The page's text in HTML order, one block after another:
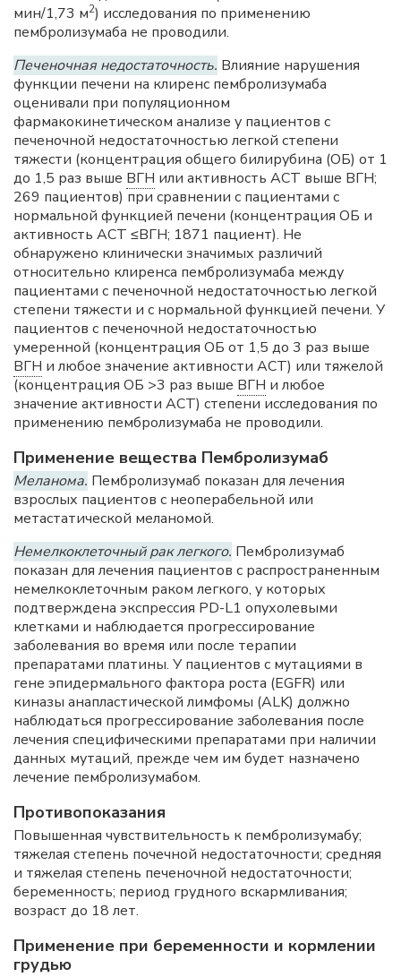
мин/1,73 м2) исследования по применению
пембролизумаба не проводили.
Печеночная недостаточность. Влияние нарушения
функции печени на клиренс пембролизумаба
оценивали при популяционном
фармакокинетическом анализе у пациентов с
печеночной недостаточностью легкой степени
тяжести (концентрация общего билирубина (ОБ) от 1
до 1,5 раз выше ВГН или активность ACT выше ВГН;
269 пациентов) при сравнении с пациентами с
нормальной функцией печени (концентрация ОБ и
активность ACT ≤ВГН; 1871 пациент). Не
обнаружено клинически значимых различий
относительно клиренса пембролизумаба между
пациентами с печеночной недостаточностью легкой
степени тяжести и с нормальной функцией печени. У
пациентов с печеночной недостаточностью
умеренной (концентрация ОБ от 1,5 до 3 раз выше
ВГН и любое значение активности ACT) или тяжелой
(концентрация ОБ >3 раз выше ВГН и любое
значение активности ACT) степени исследования по
применению пембролизумаба не проводили.
Применение вещества Пембролизумаб
Меланома. Пембролизумаб показан для лечения
взрослых пациентов с неоперабельной или
метастатической меланомой.
Немелкоклеточный рак легкого. Пембролизумаб
показан для лечения пациентов с распространенным
немелкоклеточным раком легкого, у которых
подтверждена экспрессия PD-L1 опухолевыми
клетками и наблюдается прогрессирование
заболевания во время или после терапии
препаратами платины. У пациентов с мутациями в
гене эпидермального фактора роста (EGFR) или
киназы анапластической лимфомы (ALK) должно
наблюдаться прогрессирование заболевания после
лечения специфическими препаратами при наличии
данных мутаций, прежде чем им будет назначено
лечение пембролизумабом.
Противопоказания
Повышенная чувствительность к пембролизумабу;
тяжелая степень почечной недостаточности; средняя
и тяжелая степень печеночной недостаточности;
беременность; период грудного вскармливания;
возраст до 18 лет.
Применение при беременности и кормлении
грудью